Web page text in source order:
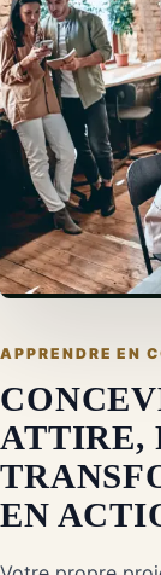
APPRENDRE EN
ATTIRE,
EN